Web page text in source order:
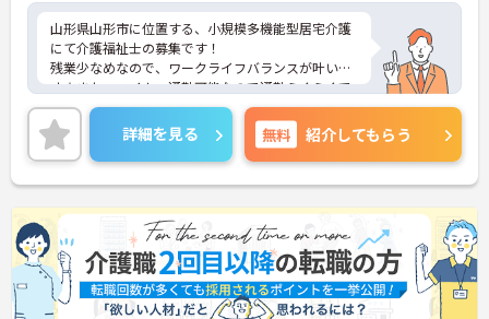
山形県山形市に位置する、小規模多機能型居宅介護
にて介護福祉士の募集です！
残業少なめなので、ワークライフバランスが叶いま
す☆また、マイカー通勤可能なので通勤らくらくで
す◎
ご興味のある方には、面接対策ポイントなど、さら
に詳細をお話しいたしますのでお気軽にご相談くだ
さい！
詳細を見る 無料 紹介してもらう